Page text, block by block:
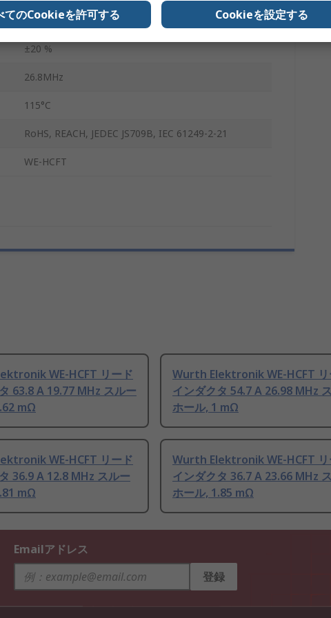
-55°C
±20 %
26.8MHz
115°C
RoHS, REACH, JEDEC JS709B, IEC 61249-2-21
WE-HCFT
WE-HCFT リード
63.8 A 19.77 MHz スルー
mΩ
Wurth Elektronik WE-HCFT リ
インダクタ 54.7 A 26.98 MHz
ホール, 1 mΩ
WE-HCFT リード
36.9 A 12.8 MHz スルー
mΩ
Wurth Elektronik WE-HCFT リ
インダクタ 36.7 A 23.66 MHz
ホール, 1.85 mΩ
Emailアドレス
登録
てのCookieを許可する Cookieを設定する